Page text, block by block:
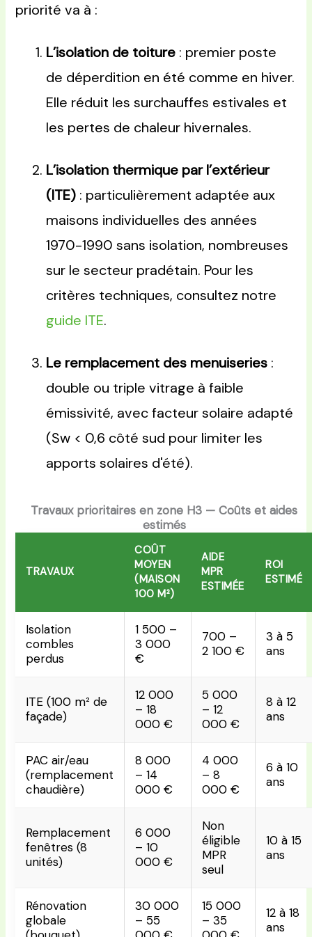
priorité va à :
L’isolation de toiture : premier poste
de déperdition en été comme en hiver.
Elle réduit les surchauffes estivales et
les pertes de chaleur hivernales.
L’isolation thermique par l’extérieur
(ITE) : particulièrement adaptée aux
maisons individuelles des années
1970-1990 sans isolation, nombreuses
sur le secteur pradétain. Pour les
critères techniques, consultez notre
guide ITE.
Le remplacement des menuiseries :
double ou triple vitrage à faible
émissivité, avec facteur solaire adapté
(Sw < 0,6 côté sud pour limiter les
apports solaires d'été).
Travaux prioritaires en zone H3 — Coûts et aides
estimés
TRAVAUX
COÛT
MOYEN
(MAISON
100 M²)
AIDE
MPR
ESTIMÉE
ROI
ESTIMÉ
Isolation
combles
perdus
1 500 –
3 000
€
700 –
2 100 €
3 à 5
ans
ITE (100 m² de
façade)
12 000
– 18
000 €
5 000
– 12
000 €
8 à 12
ans
PAC air/eau
(remplacement
chaudière)
8 000
– 14
000 €
4 000
– 8
000 €
6 à 10
ans
Remplacement
fenêtres (8
unités)
6 000
– 10
000 €
Non
éligible
MPR
seul
10 à 15
ans
Rénovation
globale
30 000
– 55
15 000
– 35
12 à 18
ans